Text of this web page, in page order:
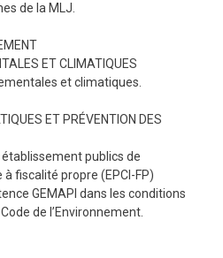
de la MLJ.
ET CLIMATIQUES
et climatiques.
ET PRÉVENTION DES
établissement publics de
fiscalité propre (EPCI-FP)
GEMAPI dans les conditions
de l’Environnement.